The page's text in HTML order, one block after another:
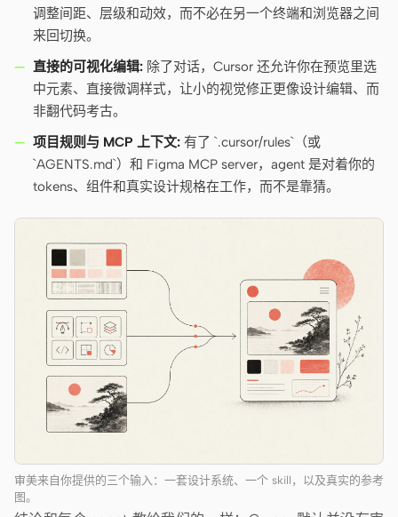
调整间距、层级和动效，而不必在另一个终端和浏览器之间
来回切换。
直接的可视化编辑: 除了对话，Cursor 还允许你在预览里选
中元素、直接微调样式，让小的视觉修正更像设计编辑、而
非翻代码考古。
项目规则与 MCP 上下文: 有了 `.cursor/rules`（或
`AGENTS.md`）和 Figma MCP server，agent 是对着你的
tokens、组件和真实设计规格在工作，而不是靠猜。
审美来自你提供的三个输入：一套设计系统、一个 skill，以及真实的参考
图。